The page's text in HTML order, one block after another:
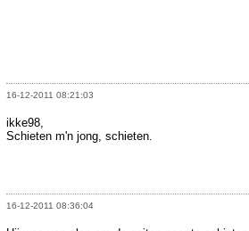
16-12-2011 08:21:03
ikke98,
Schieten m'n jong, schieten.
16-12-2011 08:36:04